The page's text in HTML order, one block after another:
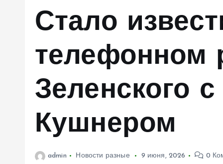
Стало
телефонном
Зеленского
Кушнером
admin Новости разные 9 июня, 2026 0